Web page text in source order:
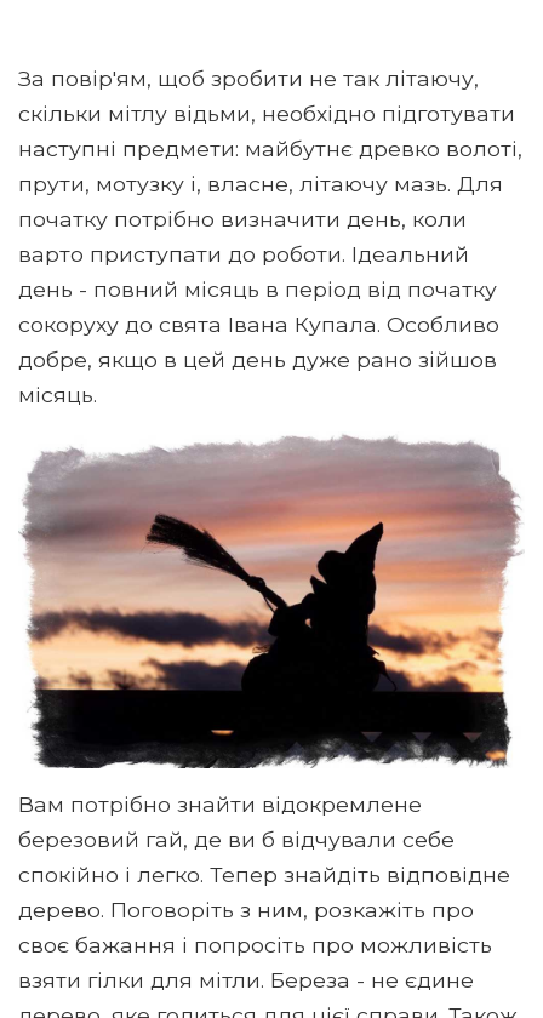
За повір'ям, щоб зробити не так літаючу,
скільки мітлу відьми, необхідно підготувати
наступні предмети: майбутнє древко волоті,
прути, мотузку і, власне, літаючу мазь. Для
початку потрібно визначити день, коли
варто приступати до роботи. Ідеальний
день - повний місяць в період від початку
сокоруху до свята Івана Купала. Особливо
добре, якщо в цей день дуже рано зійшов
місяць.
Вам потрібно знайти відокремлене
березовий гай, де ви б відчували себе
спокійно і легко. Тепер знайдіть відповідне
дерево. Поговоріть з ним, розкажіть про
своє бажання і попросіть про можливість
взяти гілки для мітли. Береза ​​- не єдине